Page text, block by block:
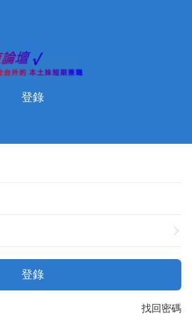
登錄
登錄
找回密碼